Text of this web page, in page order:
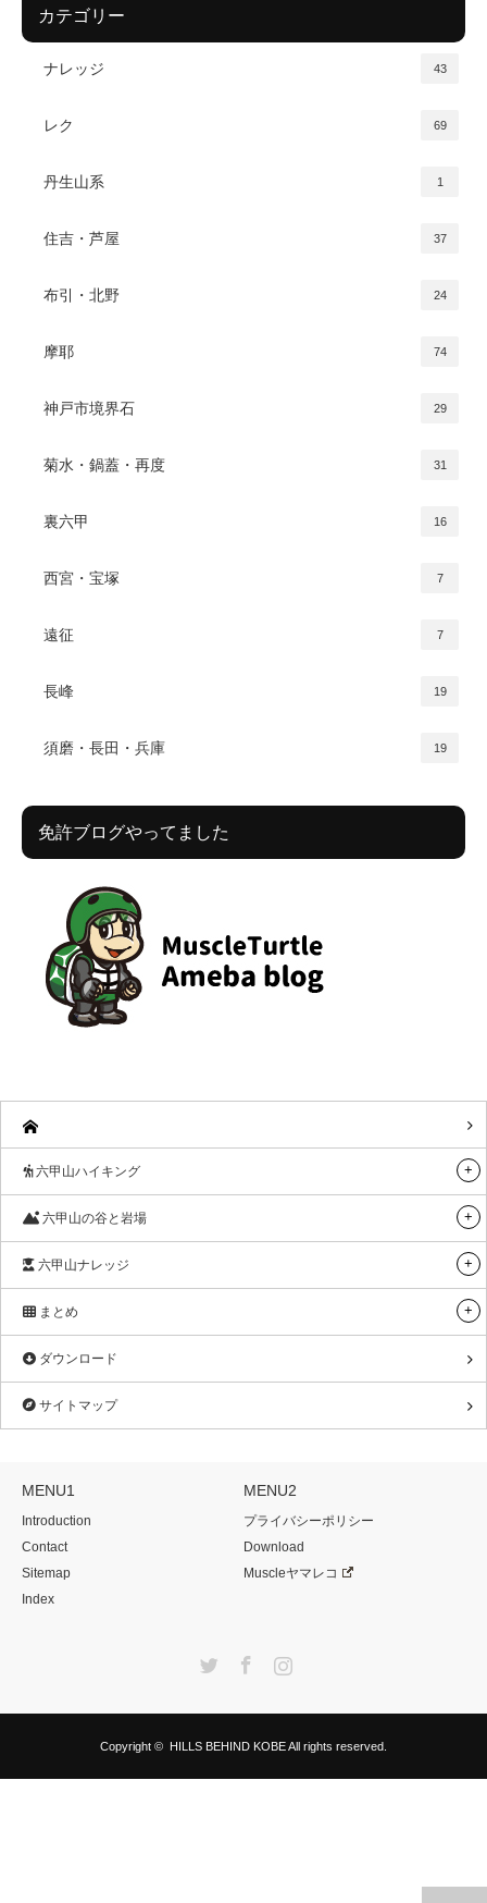
カテゴリー
ナレッジ 43
レク 69
丹生山系 1
住吉・芦屋 37
布引・北野 24
摩耶 74
神戸市境界石 29
菊水・鍋蓋・再度 31
裏六甲 16
西宮・宝塚 7
遠征 7
長峰 19
須磨・長田・兵庫 19
免許ブログやってました
六甲山ハイキング
六甲山の谷と岩場
六甲山ナレッジ
まとめ
ダウンロード
サイトマップ
MENU1
Introduction
Contact
Sitemap
Index
MENU2
プライバシーポリシー
Download
Muscleヤマレコ
Copyright © HILLS BEHIND KOBEAll rights reserved.